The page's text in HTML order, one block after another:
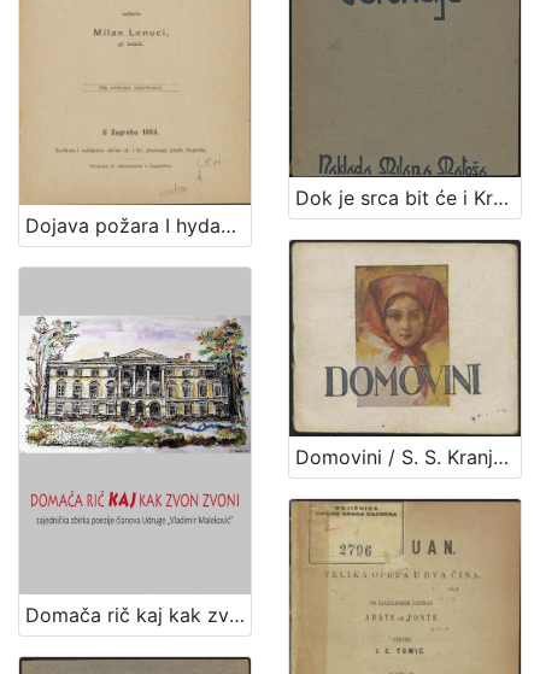
Dojava požara I hydanti u sl i kr glavnom gradu Zagrebu / po nalogu slav. gradskoga poglavarstva sastavio Milan Lenuci
Dok je srca bit će i Kroacije / A. G. Matoš
Domača rič kaj kak zvon zvoni / priredila Đurđica Haladi
Domovini / S. S. Kranjčević ; ilustrirao Robert Auer